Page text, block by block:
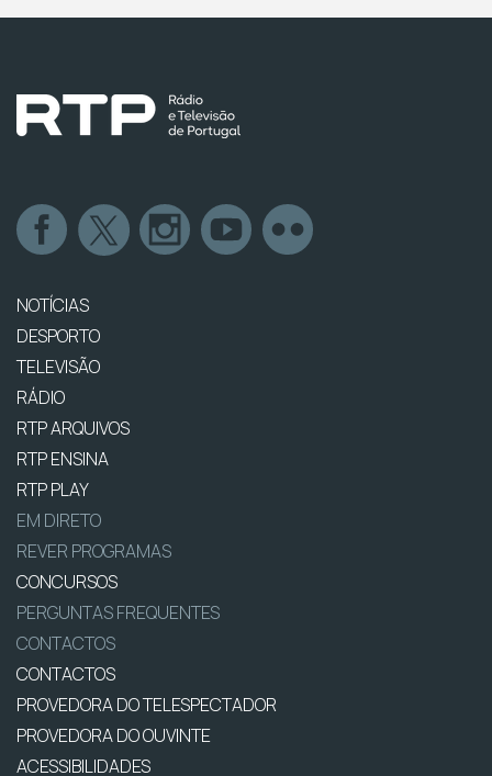
NOTÍCIAS
DESPORTO
TELEVISÃO
RÁDIO
RTP ARQUIVOS
RTP ENSINA
RTP PLAY
EM DIRETO
REVER PROGRAMAS
CONCURSOS
PERGUNTAS FREQUENTES
CONTACTOS
CONTACTOS
PROVEDORA DO TELESPECTADOR
PROVEDORA DO OUVINTE
ACESSIBILIDADES